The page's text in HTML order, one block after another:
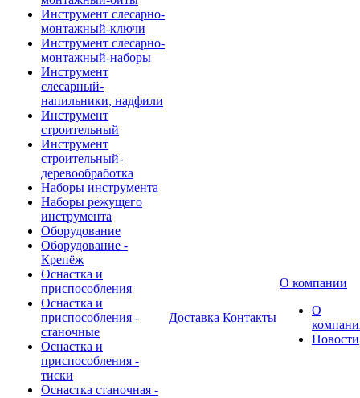
Инструмент слесарно-
монтажный-ключи
Инструмент слесарно-
монтажный-наборы
Инструмент
слесарный-
напильники, надфили
Инструмент
строительный
Инструмент
строительный-
деревообработка
Наборы инструмента
Наборы режущего
инструмента
Оборудование
Оборудование -
Крепёж
Оснастка и
приспособления
Оснастка и
приспособления -
станочные
Оснастка и
приспособления -
тиски
Оснастка станочная -
Доставка Контакты
О компании
О
Новости